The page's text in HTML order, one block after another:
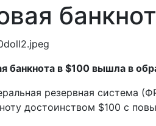
банкнота в $100 вышла в
резервная система
достоинством $100 с